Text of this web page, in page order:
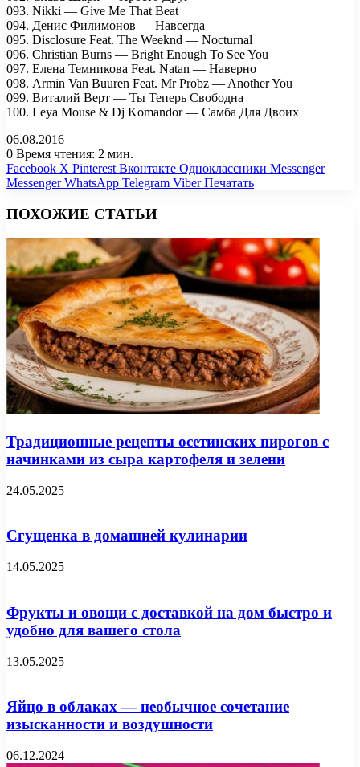
093. Nikki — Give Me That Beat
094. Денис Филимонов — Навсегда
095. Disclosure Feat. The Weeknd — Nocturnal
096. Christian Burns — Bright Enough To See You
097. Елена Темникова Feat. Natan — Наверно
098. Armin Van Buuren Feat. Mr Probz — Another You
099. Виталий Верт — Ты Теперь Свободна
100. Leya Mouse & Dj Komandor — Самба Для Двоих
06.08.2016
0 Время чтения: 2 мин.
Facebook X Pinterest Вконтакте Одноклассники Messenger
Messenger WhatsApp Telegram Viber Печатать
ПОХОЖИЕ СТАТЬИ
Традиционные рецепты осетинских пирогов с
начинками из сыра картофеля и зелени
24.05.2025
Сгущенка в домашней кулинарии
14.05.2025
Фрукты и овощи с доставкой на дом быстро и
удобно для вашего стола
13.05.2025
Яйцо в облаках — необычное сочетание
изысканности и воздушности
06.12.2024